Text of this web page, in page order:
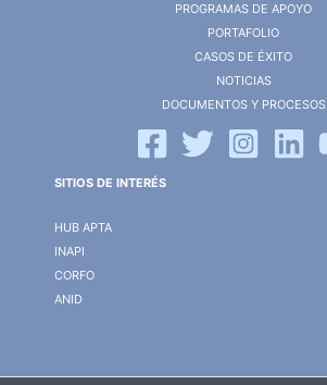
PROGRAMAS DE APOYO
PORTAFOLIO
CASOS DE ÉXITO
NOTICIAS
DOCUMENTOS Y PROCESOS
SITIOS DE INTERÉS
HUB APTA
INAPI
CORFO
ANID